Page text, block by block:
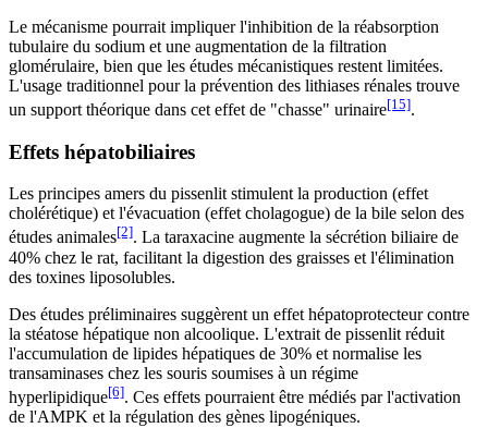
Le mécanisme pourrait impliquer l'inhibition de la réabsorption
tubulaire du sodium et une augmentation de la filtration
glomérulaire, bien que les études mécanistiques restent limitées.
L'usage traditionnel pour la prévention des lithiases rénales trouve
un support théorique dans cet effet de "chasse" urinaire[15].
Effets hépatobiliaires
Les principes amers du pissenlit stimulent la production (effet
cholérétique) et l'évacuation (effet cholagogue) de la bile selon des
études animales[2]. La taraxacine augmente la sécrétion biliaire de
40% chez le rat, facilitant la digestion des graisses et l'élimination
des toxines liposolubles.
Des études préliminaires suggèrent un effet hépatoprotecteur contre
la stéatose hépatique non alcoolique. L'extrait de pissenlit réduit
l'accumulation de lipides hépatiques de 30% et normalise les
transaminases chez les souris soumises à un régime
hyperlipidique[6]. Ces effets pourraient être médiés par l'activation
de l'AMPK et la régulation des gènes lipogéniques.